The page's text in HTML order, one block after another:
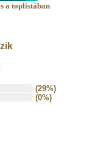
a toplistában
(29%)
(0%)